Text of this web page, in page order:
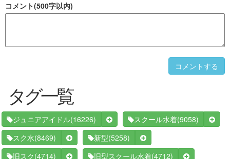
コメント(500字以内)
コメントする
タグ一覧
ジュニアアイドル(16226) スクール水着(9058)
スク水(8469) 新型(5258)
旧スク (4714) 旧型スクール水着(4712)